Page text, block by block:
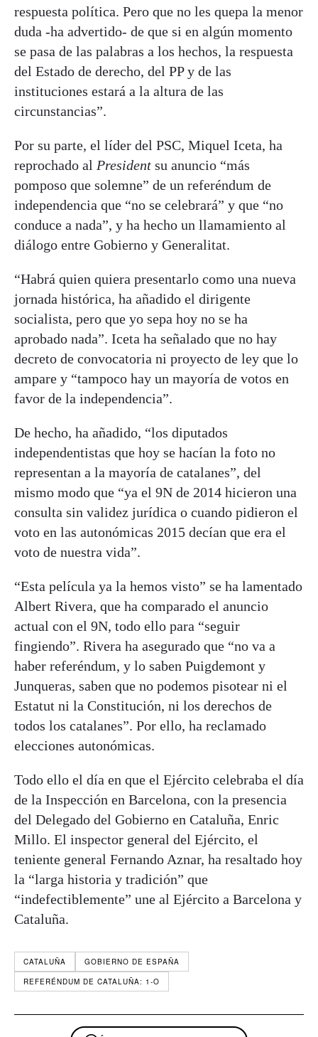
respuesta política. Pero que no les quepa la menor
duda -ha advertido- de que si en algún momento
se pasa de las palabras a los hechos, la respuesta
del Estado de derecho, del PP y de las
instituciones estará a la altura de las
circunstancias”.
Por su parte, el líder del PSC, Miquel Iceta, ha
reprochado al President su anuncio “más
pomposo que solemne” de un referéndum de
independencia que “no se celebrará” y que “no
conduce a nada”, y ha hecho un llamamiento al
diálogo entre Gobierno y Generalitat.
“Habrá quien quiera presentarlo como una nueva
jornada histórica, ha añadido el dirigente
socialista, pero que yo sepa hoy no se ha
aprobado nada”. Iceta ha señalado que no hay
decreto de convocatoria ni proyecto de ley que lo
ampare y “tampoco hay un mayoría de votos en
favor de la independencia”.
De hecho, ha añadido, “los diputados
independentistas que hoy se hacían la foto no
representan a la mayoría de catalanes”, del
mismo modo que “ya el 9N de 2014 hicieron una
consulta sin validez jurídica o cuando pidieron el
voto en las autonómicas 2015 decían que era el
voto de nuestra vida”.
“Esta película ya la hemos visto” se ha lamentado
Albert Rivera, que ha comparado el anuncio
actual con el 9N, todo ello para “seguir
fingiendo”. Rivera ha asegurado que “no va a
haber referéndum, y lo saben Puigdemont y
Junqueras, saben que no podemos pisotear ni el
Estatut ni la Constitución, ni los derechos de
todos los catalanes”. Por ello, ha reclamado
elecciones autonómicas.
Todo ello el día en que el Ejército celebraba el día
de la Inspección en Barcelona, con la presencia
del Delegado del Gobierno en Cataluña, Enric
Millo. El inspector general del Ejército, el
teniente general Fernando Aznar, ha resaltado hoy
la “larga historia y tradición” que
“indefectiblemente” une al Ejército a Barcelona y
Cataluña.
CATALUÑA
GOBIERNO DE ESPAÑA
REFERÉNDUM DE CATALUÑA: 1-O